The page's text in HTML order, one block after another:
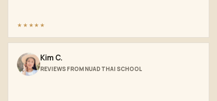
★★★★★
Kim C.
REVIEWS FROM NUAD THAI SCHOOL